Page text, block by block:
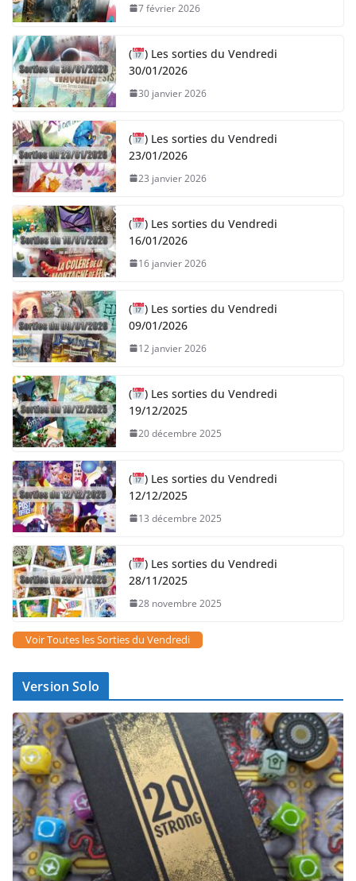
7 février 2026
(
) Les sorties du Vendredi
30/01/2026
30 janvier 2026
(
) Les sorties du Vendredi
23/01/2026
23 janvier 2026
(
) Les sorties du Vendredi
16/01/2026
16 janvier 2026
(
) Les sorties du Vendredi
09/01/2026
12 janvier 2026
(
) Les sorties du Vendredi
19/12/2025
20 décembre 2025
(
) Les sorties du Vendredi
12/12/2025
13 décembre 2025
(
) Les sorties du Vendredi
28/11/2025
28 novembre 2025
Voir Toutes les Sorties du Vendredi
Version Solo